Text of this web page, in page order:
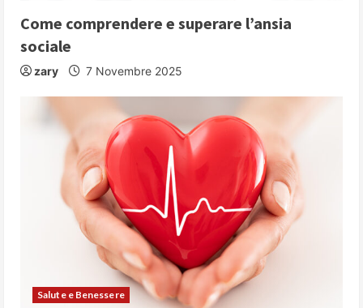
Come comprendere e superare l’ansia
sociale
zary 7 Novembre 2025
Salute e Benessere